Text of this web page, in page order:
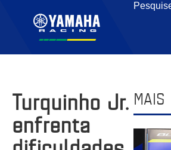
Turquinho Jr.
enfrenta
MAIS